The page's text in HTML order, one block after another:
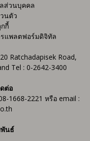
ส่วนบุคคล
นตัว
กี้
แพลตฟอร์มดิจิทัล
Ratchadapisek Road,
Tel : 0-2642-3400
ต่อ
1668-2221 หรือ email :
นธ์